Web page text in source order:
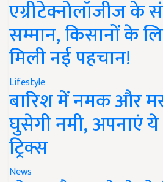
एग्रीटेक्नोलॉजीज के
सम्मान, किसानों के
मिली नई पहचान!
Lifestyle
बारिश में नमक और
घुसेगी नमी, अपनाएं
ट्रिक्स
News